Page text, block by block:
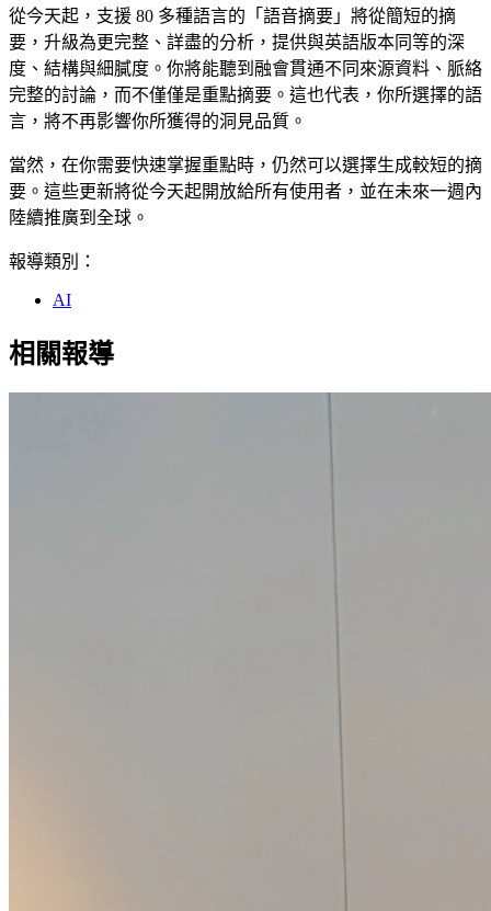
從今天起，支援 80 多種語言的「語音摘要」將從簡短的摘
要，升級為更完整、詳盡的分析，提供與英語版本同等的深
度、結構與細膩度。你將能聽到融會貫通不同來源資料、脈絡
完整的討論，而不僅僅是重點摘要。這也代表，你所選擇的語
言，將不再影響你所獲得的洞見品質。
當然，在你需要快速掌握重點時，仍然可以選擇生成較短的摘
要。這些更新將從今天起開放給所有使用者，並在未來一週內
陸續推廣到全球。
報導類別：
AI
相關報導